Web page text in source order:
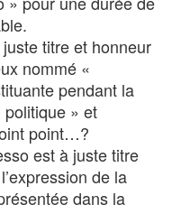
titre et honneur
nommé «
pendant la
» et
point…?
est à juste titre
de la
dans la